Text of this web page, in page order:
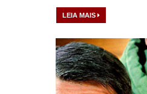
LEIA MAIS